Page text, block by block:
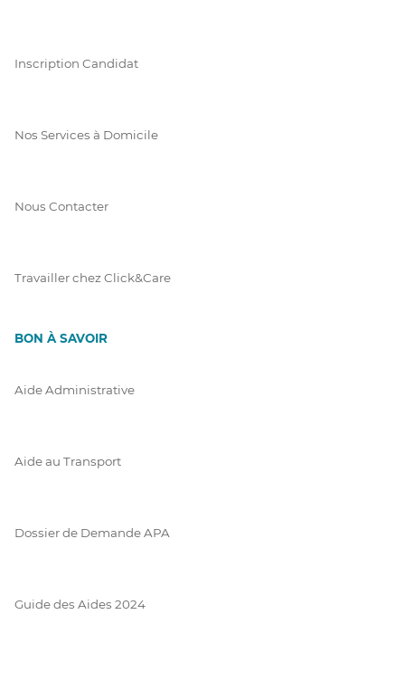
Inscription Candidat
Nos Services à Domicile
Nous Contacter
Travailler chez Click&Care
BON À SAVOIR
Aide Administrative
Aide au Transport
Dossier de Demande APA
Guide des Aides 2024